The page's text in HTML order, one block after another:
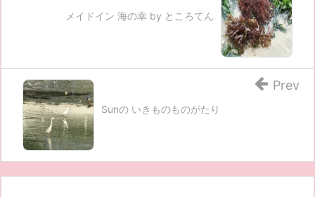
メイドイン 海の幸 by ところてん
Sunの いきものものがたり
Prev